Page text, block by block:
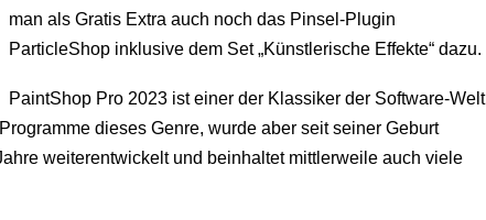
man als Gratis Extra auch noch das Pinsel-Plugin
ParticleShop inklusive dem Set „Künstlerische Effekte“ dazu.
PaintShop Pro 2023 ist einer der Klassiker der Software-Welt
dieses Genre, wurde aber seit seiner Geburt
weiterentwickelt und beinhaltet mittlerweile auch viele